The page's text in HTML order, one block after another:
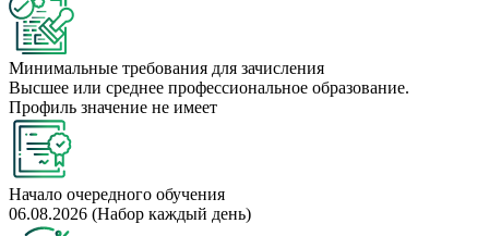
Минимальные требования для зачисления
Высшее или среднее профессиональное образование.
Профиль значение не имеет
Начало очередного обучения
06.08.2026 (Набор каждый день)